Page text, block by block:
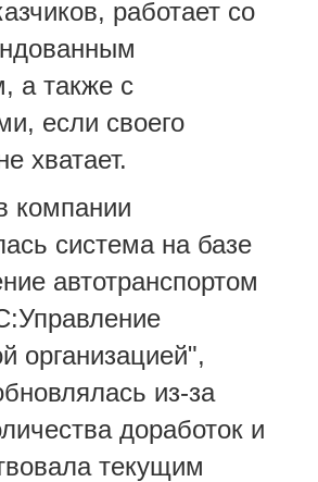
работает со
а также с
если своего
хватает.
компании
система на базе
автотранспортом
организацией",
из-за
доработок и
текущим